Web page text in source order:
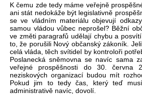
K čemu zde tedy máme veřejně
ani stát nedokáže být legislativně
se ve vládním materiálu objevují
samou vládou vůbec neprošel? Běžní
ve změti paragrafů udělají chybu a
to, že porušili Nový občanský zákoník.
celá vláda, těch svítidel by kontroloři
Poslanecká sněmovna se navíc sama
veřejné prospěšnosti do 30. června
neziskových organizací budou mít
Pokud jim to tedy čas, který teď
administrativě navíc, dovolí.